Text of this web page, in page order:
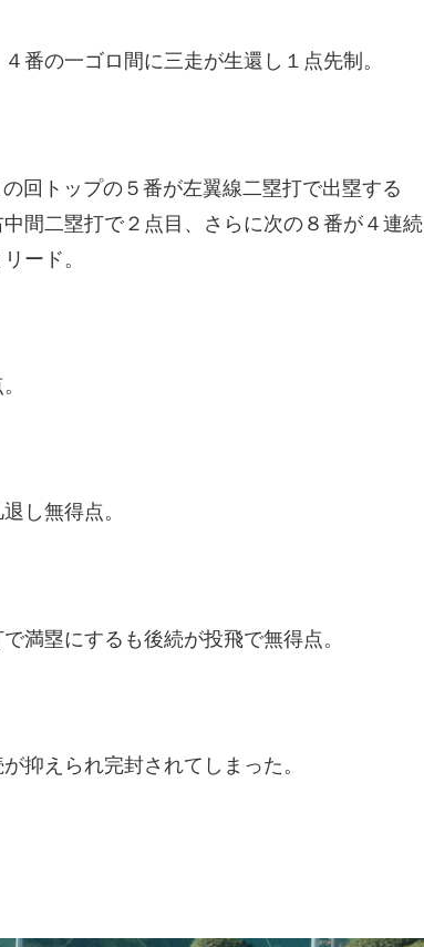
番の一ゴロ間に三走が生還し１点先制。
回トップの５番が左翼線二塁打で出塁する
間二塁打で２点目、さらに次の８番が４連続
ード。
し無得点。
満塁にするも後続が投飛で無得点。
抑えられ完封されてしまった。